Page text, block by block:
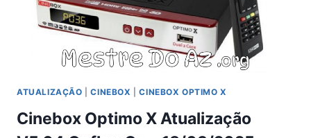
ATUALIZAÇÃO |CINEBOX |CINEBOX OPTIMO X
Cinebox Optimo X Atualização